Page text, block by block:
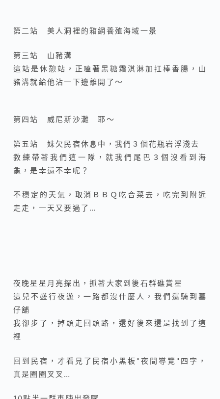
第二站 美人洞裡的箱網養殖海域一景
第三站 山豬溝
這站是休憩站，正嗑著黑糖霜淇淋加扛棒香腸，山
豬溝就給他沾一下邊離開了～
第四站 威尼斯沙灘 耶～
第五站 妹欠民宿休息中，我們３個花瓶岩浮淺去
教練帶著我們這一隊，就我們尾巴３個沒看到海
龜，是幸還不幸呢？
不穩定的天氣，取消ＢＢＱ吃合菜去，吃完到附近
走走，一天又要過了…
夜晚星星月亮探出，抓著大家到後石群礁賞星
這兒不盛行夜遊，一路都沒什麼人，我們還騎到墓
仔舖
我卻步了，掉頭走回頭路，還好後來還是找到了這
裡
回到民宿，才看見了民宿小黑板"夜間導覽"四字，
真是圈圈叉叉…